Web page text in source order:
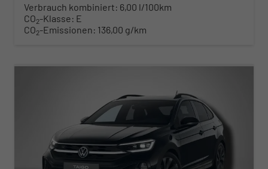
Verbrauch kombiniert: 6,00 l/100km
CO2-Klasse: E
CO2-Emissionen: 136,00 g/km